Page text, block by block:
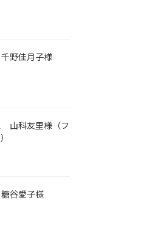
野佳月子様
山科友里様（フ
谷愛子様